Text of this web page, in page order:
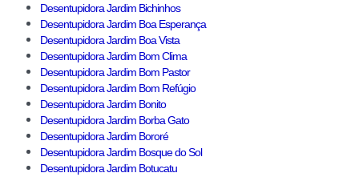
Desentupidora Jardim Bichinhos
Desentupidora Jardim Boa Esperança
Desentupidora Jardim Boa Vista
Desentupidora Jardim Bom Clima
Desentupidora Jardim Bom Pastor
Desentupidora Jardim Bom Refúgio
Desentupidora Jardim Bonito
Desentupidora Jardim Borba Gato
Desentupidora Jardim Bororé
Desentupidora Jardim Bosque do Sol
Desentupidora Jardim Botucatu